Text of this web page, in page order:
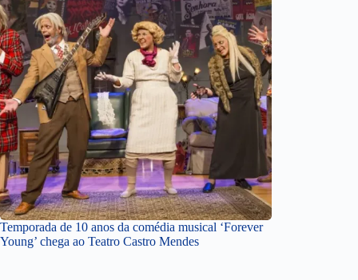
Temporada de 10 anos da comédia musical ‘Forever
Young’ chega ao Teatro Castro Mendes